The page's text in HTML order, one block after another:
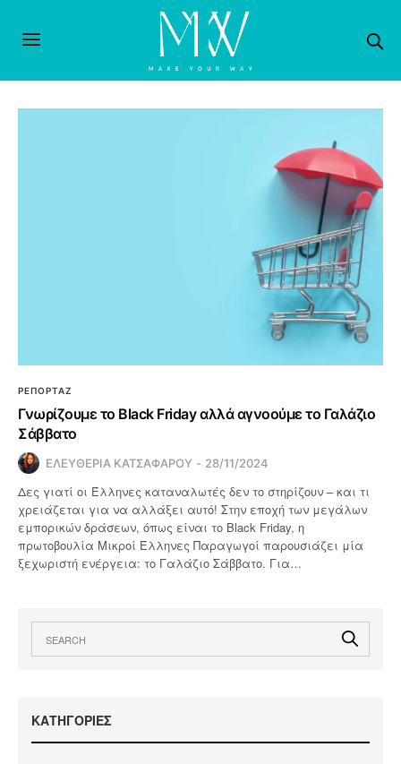
ΡΕΠΟΡΤΑΖ
Γνωρίζουμε το Black Friday αλλά αγνοούμε το Γαλάζιο
Σάββατο
ΕΛΕΥΘΕΡΙΑ ΚΑΤΣΑΦΑΡΟΥ 28/11/2024
Δες γιατί οι Έλληνες καταναλωτές δεν το στηρίζουν – και τι
χρειάζεται για να αλλάξει αυτό! Στην εποχή των μεγάλων
εμπορικών δράσεων, όπως είναι το Black Friday, η
πρωτοβουλία Μικροί Έλληνες Παραγωγοί παρουσιάζει μία
ξεχωριστή ενέργεια: το Γαλάζιο Σάββατο. Για…
KΑΤΗΓΟΡΙΕΣ